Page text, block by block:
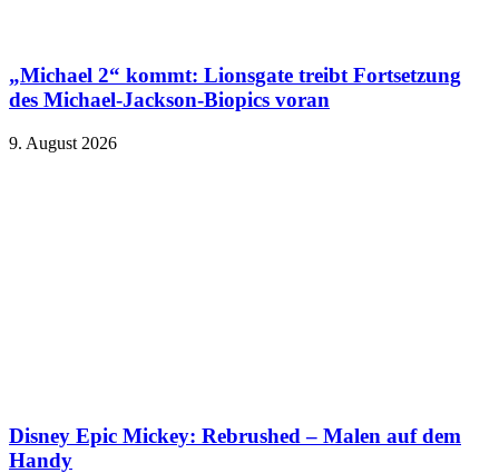
„Michael 2“ kommt: Lionsgate treibt Fortsetzung
des Michael-Jackson-Biopics voran
9. August 2026
Disney Epic Mickey: Rebrushed – Malen auf dem
Handy